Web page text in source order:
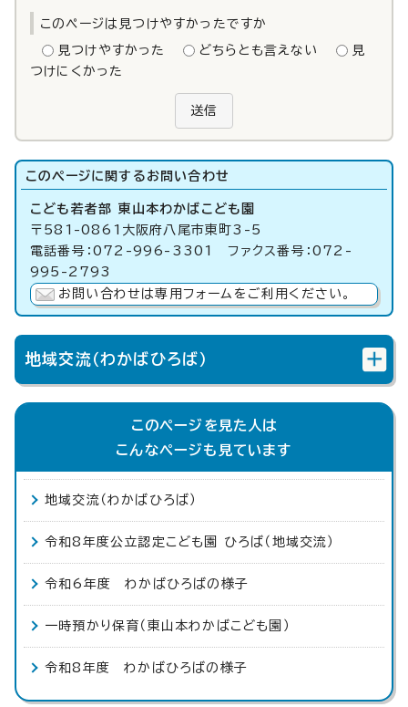
このページは見つけやすかったですか
見つけやすかった どちらとも言えない
見
つけにくかった
送信
このページに関する お問い合わせ
こども若者部 東山本わかばこども園
〒581-0861大阪府八尾市東町3-5
電話番号：072-996-3301 ファクス番号：072-
995-2793
お問い合わせは専用フォームをご利用ください。
地域交流（わかばひろば）
このページを見た人は
こんなページも見ています
地域交流（わかばひろば）
令和8年度公立認定こども園 ひろば（地域交流）
令和6年度 わかばひろばの様子
一時預かり保育（東山本わかばこども園）
令和8年度 わかばひろばの様子